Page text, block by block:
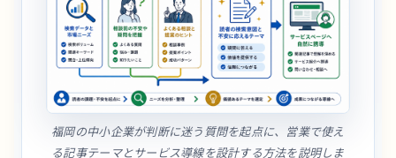
福岡の中小企業が判断に迷う質問を起点に、営業で使え
る記事テーマとサービス導線を設計する方法を説明しま